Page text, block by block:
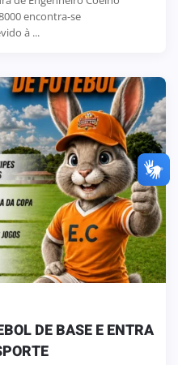
encontra-se
à ...
DE BASE E ENTRA